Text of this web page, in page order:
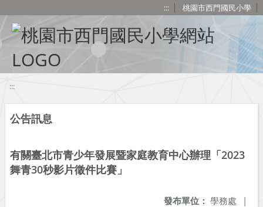
::: 桃園市西門國民小學
:::
公告訊息
有關臺北市青少年發展暨家庭教育中心辦理「2023
舞青30秒影片徵件比賽」
發布單位： 學務處 |